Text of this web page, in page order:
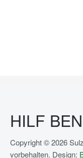
HILF
Copyright © 2026
vorbehalten. Design: